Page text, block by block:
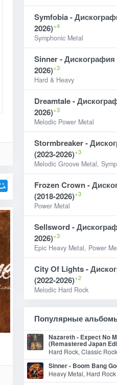
Symfobia -
2026)+4
Symphonic Metal
Sinner - Дискография
2026)+3
Hard & Heavy
Dreamtale -
2026)+3
Melodic Power Metal
Stormbreaker -
(2023-2026)+3
Melodic Groove Metal,
Frozen Crown -
(2018-2026)+3
Power Metal
Sellsword -
2026)+3
Epic Heavy Metal, Power
City Of Lights -
(2022-2026)+2
Melodic Hard Rock
Популярные
Nazareth - Expect No
(Remastered Japan
Hard Rock, Classic Rock
Sinner - Boom Bang
Heavy Metal, Hard Rock